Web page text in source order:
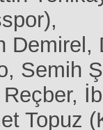
Demirel,
Semih
Topuz